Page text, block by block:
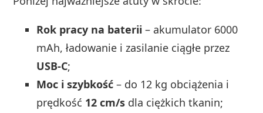
Rok pracy na baterii – akumulator 6000
mAh, ładowanie i zasilanie ciągłe przez
USB‑C;
Moc i szybkość – do 12 kg obciążenia i
prędkość 12 cm/s dla ciężkich tkanin;